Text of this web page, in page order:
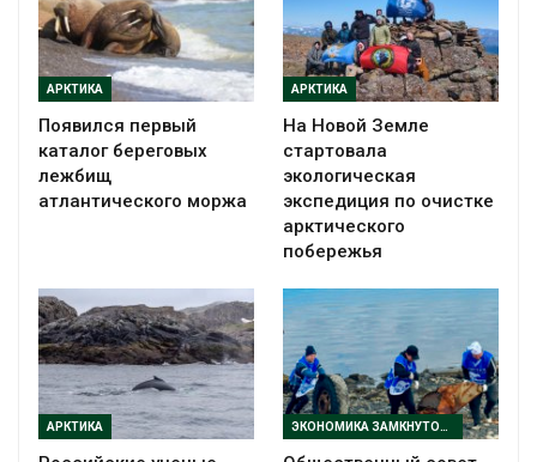
АРКТИКА
Появился первый
каталог береговых
лежбищ
атлантического моржа
АРКТИКА
На Новой Земле
стартовала
экологическая
экспедиция по очистке
арктического
побережья
АРКТИКА ЭКОНОМИКА ЗАМКНУТОГО ЦИКЛА